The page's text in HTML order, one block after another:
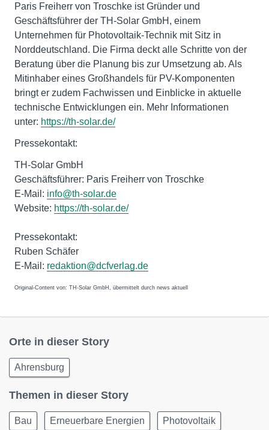
Paris Freiherr von Troschke ist Gründer und
Geschäftsführer der TH-Solar GmbH, einem
Unternehmen für Photovoltaik-Technik mit Sitz in
Norddeutschland. Die Firma deckt alle Schritte von der
Beratung über die Planung bis zur Umsetzung ab. Als
Mitinhaber eines Großhandels für PV-Komponenten
bringt er zudem Fachwissen und Einblicke in aktuelle
technische Entwicklungen ein. Mehr Informationen
unter: https://th-solar.de/
Pressekontakt:
TH-Solar GmbH
Geschäftsführer: Paris Freiherr von Troschke
E-Mail: info@th-solar.de
Website: https://th-solar.de/
Pressekontakt:
Ruben Schäfer
E-Mail: redaktion@dcfverlag.de
Original-Content von: TH-Solar GmbH, übermittelt durch news aktuell
Orte in dieser Story
Ahrensburg
Themen in dieser Story
Bau Erneuerbare Energien Photovoltaik